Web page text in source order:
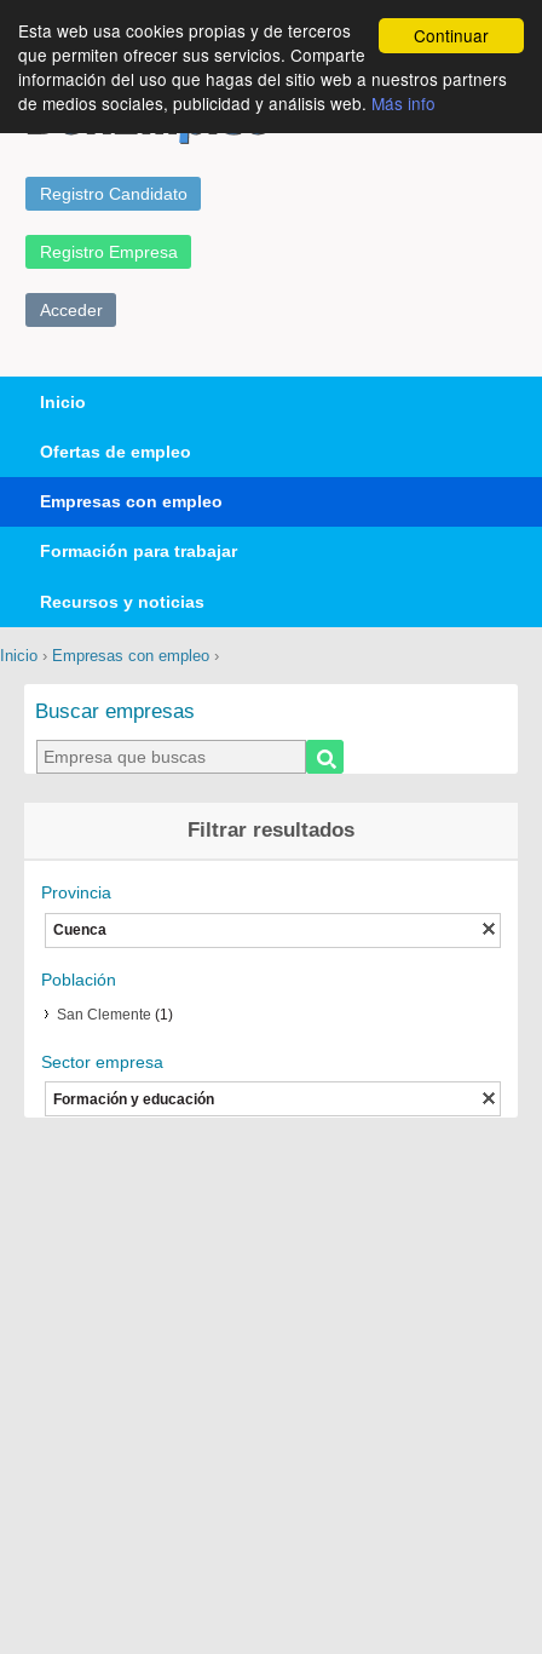
Continuar
Esta web usa cookies propias y de terceros
que permiten ofrecer sus servicios. Comparte
información del uso que hagas del sitio web a nuestros partners
de medios sociales, publicidad y análisis web. Más info
Registro Candidato
Registro Empresa
Acceder
Inicio
Ofertas de empleo
Empresas con empleo
Formación para trabajar
Recursos y noticias
Inicio › Empresas con empleo ›
Buscar empresas
Filtrar resultados
Provincia
Cuenca
Población
San Clemente (1)
Sector empresa
Formación y educación